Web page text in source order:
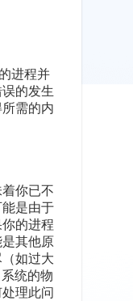
进程并
的发生
需的内
你已不
是由于
的进程
其他原
如过大
统的物
理此问